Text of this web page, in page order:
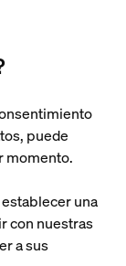
puede
momento.
una
con nuestras
a sus